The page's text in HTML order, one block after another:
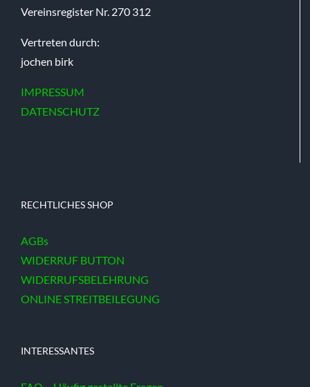
Vereinsregister Nr. 270 312
Vertreten durch:
jochen birk
IMPRESSUM
DATENSCHUTZ
RECHTLICHES SHOP
AGBs
WIDERRUF BUTTON
WIDERRUFSBELEHRUNG
ONLINE STREITBEILEGUNG
INTERESSANTES